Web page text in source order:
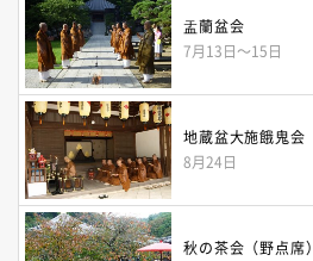
盂蘭盆会
7月13日～15日
地蔵盆大施餓鬼会
8月24日
秋の茶会（野点席）